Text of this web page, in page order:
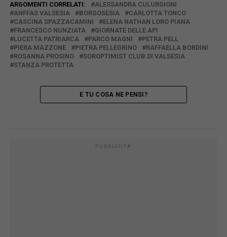
ARGOMENTI CORRELATI:
ALESSANDRA CULURGIONI
ANFFAS VALSESIA
BORGOSESIA
CARLOTTA TONCO
CASCINA SPAZZACAMINI
ELENA NATHAN LORO PIANA
FRANCESCO NUNZIATA
GIORNATE DELLE API
LUCETTA PATRIARCA
PARCO MAGNI
PETRA PELL
PIERA MAZZONE
PIETRA PELLEGRINO
RAFFAELLA BORDINI
ROSANNA PROSINO
SOROPTIMIST CLUB DI VALSESIA
STANZA PROTETTA
E TU COSA NE PENSI?
PUBBLICITÀ